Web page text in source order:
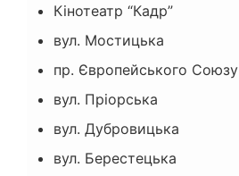
Кінотеатр “Кадр”
вул. Мостицька
пр. Європейського Союзу
вул. Пріорська
вул. Дубровицька
вул. Берестецька